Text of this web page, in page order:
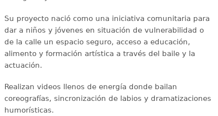
Su proyecto nació como una iniciativa comunitaria para
dar a niños y jóvenes en situación de vulnerabilidad o
de la calle un espacio seguro, acceso a educación,
alimento y formación artística a través del baile y la
actuación.
Realizan videos llenos de energía donde bailan
coreografías, sincronización de labios y dramatizaciones
humorísticas.